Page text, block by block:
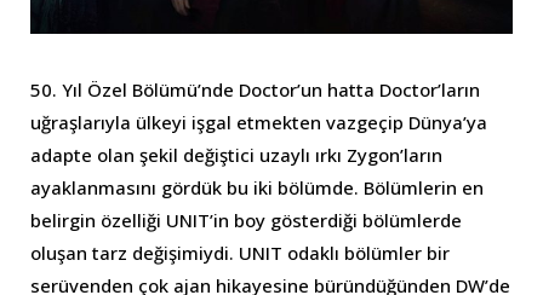
50. Yıl Özel Bölümü’nde Doctor’un hatta Doctor’ların
uğraşlarıyla ülkeyi işgal etmekten vazgeçip Dünya’ya
adapte olan şekil değiştici uzaylı ırkı Zygon’ların
ayaklanmasını gördük bu iki bölümde. Bölümlerin en
belirgin özelliği UNIT’in boy gösterdiği bölümlerde
oluşan tarz değişimiydi. UNIT odaklı bölümler bir
serüvenden çok ajan hikayesine büründüğünden DW’de